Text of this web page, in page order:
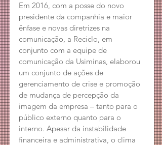
Em 2016, com a posse do novo
presidente da companhia e maior
ênfase e novas diretrizes na
comunicação, a Reciclo, em
conjunto com a equipe de
comunicação da Usiminas, elaborou
um conjunto de ações de
gerenciamento de crise e promoção
de mudança de percepção da
imagem da empresa – tanto para o
público externo quanto para o
interno. Apesar da instabilidade
financeira e administrativa, o clima